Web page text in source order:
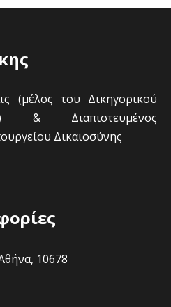
(μέλος του Δικηγορικού
& Διαπιστευμένος
Δικαιοσύνης
10678